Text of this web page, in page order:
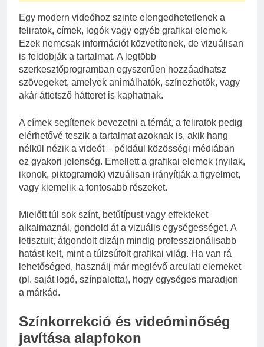
Egy modern videóhoz szinte elengedhetetlenek a
feliratok, címek, logók vagy egyéb grafikai elemek.
Ezek nemcsak információt közvetítenek, de vizuálisan
is feldobják a tartalmat. A legtöbb
szerkesztőprogramban egyszerűen hozzáadhatsz
szövegeket, amelyek animálhatók, színezhetők, vagy
akár áttetsző hátteret is kaphatnak.
A címek segítenek bevezetni a témát, a feliratok pedig
elérhetővé teszik a tartalmat azoknak is, akik hang
nélkül nézik a videót – például közösségi médiában
ez gyakori jelenség. Emellett a grafikai elemek (nyilak,
ikonok, piktogramok) vizuálisan irányítják a figyelmet,
vagy kiemelik a fontosabb részeket.
Mielőtt túl sok színt, betűtípust vagy effekteket
alkalmaznál, gondold át a vizuális egységességet. A
letisztult, átgondolt dizájn mindig professzionálisabb
hatást kelt, mint a túlzsúfolt grafikai világ. Ha van rá
lehetőséged, használj már meglévő arculati elemeket
(pl. saját logó, színpaletta), hogy egységes maradjon
a márkád.
Színkorrekció és videóminőség
javítása alapfokon